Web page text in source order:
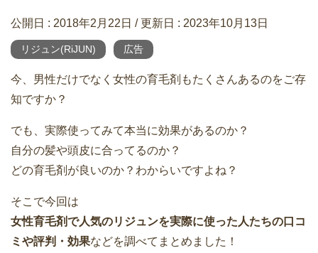
公開日 : 2018年2月22日 / 更新日 : 2023年10月13日
リジュン(RiJUN) 広告
今、男性だけでなく女性の育毛剤もたくさんあるのをご存
知ですか？
でも、実際使ってみて本当に効果があるのか？
自分の髪や頭皮に合ってるのか？
どの育毛剤が良いのか？わからいですよね？
そこで今回は
女性育毛剤で人気のリジュンを実際に使った人たちの口コ
ミや評判・効果などを調べてまとめました！